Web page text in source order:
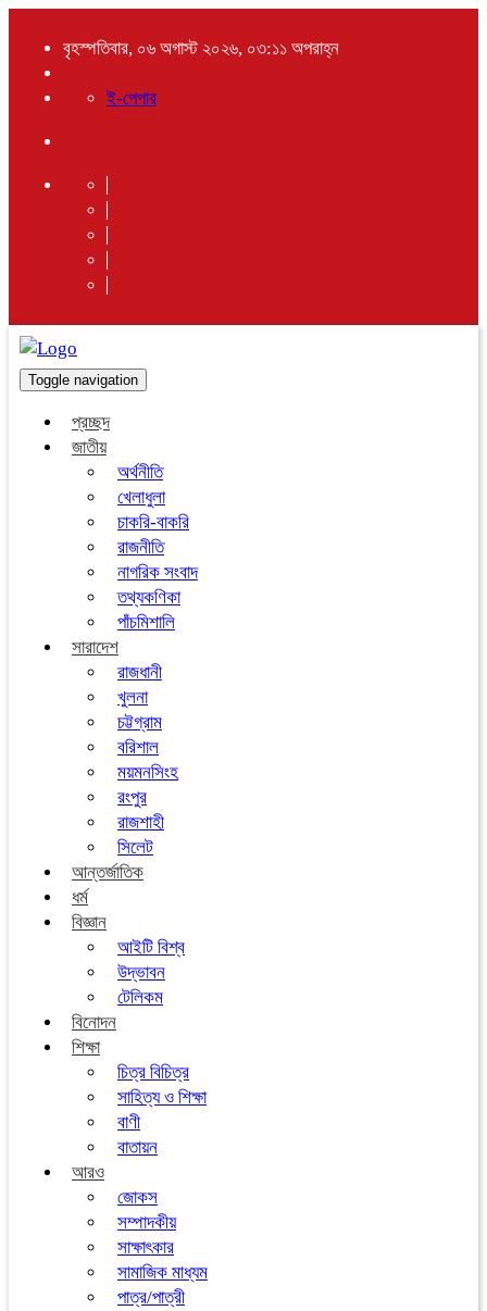
বৃহস্পতিবার, ০৬ অগাস্ট ২০২৬, ০৩:১১ অপরাহ্ন
ই-পেপার
Toggle navigation
প্রচ্ছদ
জাতীয়
অর্থনীতি
খেলাধুলা
চাকরি-বাকরি
রাজনীতি
নাগরিক সংবাদ
তথ্যকণিকা
পাঁচমিশালি
সারাদেশ
রাজধানী
খুলনা
চট্টগ্রাম
বরিশাল
ময়মনসিংহ
রংপুর
রাজশাহী
সিলেট
আন্তর্জাতিক
ধর্ম
বিজ্ঞান
আইটি বিশ্ব
উদ্ভাবন
টেলিকম
বিনোদন
শিক্ষা
চিত্র বিচিত্র
সাহিত্য ও শিক্ষা
বাণী
বাতায়ন
আরও
জোকস
সম্পাদকীয়
সাক্ষাৎকার
সামাজিক মাধ্যম
পাত্র/পাত্রী